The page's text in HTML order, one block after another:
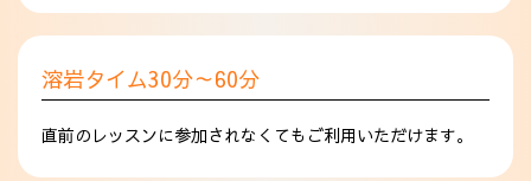
溶岩タイム30分～60分
直前のレッスンに参加されなくてもご利用いただけます。